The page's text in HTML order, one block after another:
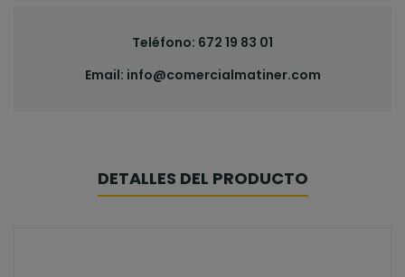
Teléfono: 672 19 83 01
Email: info@comercialmatiner.com
DETALLES DEL PRODUCTO